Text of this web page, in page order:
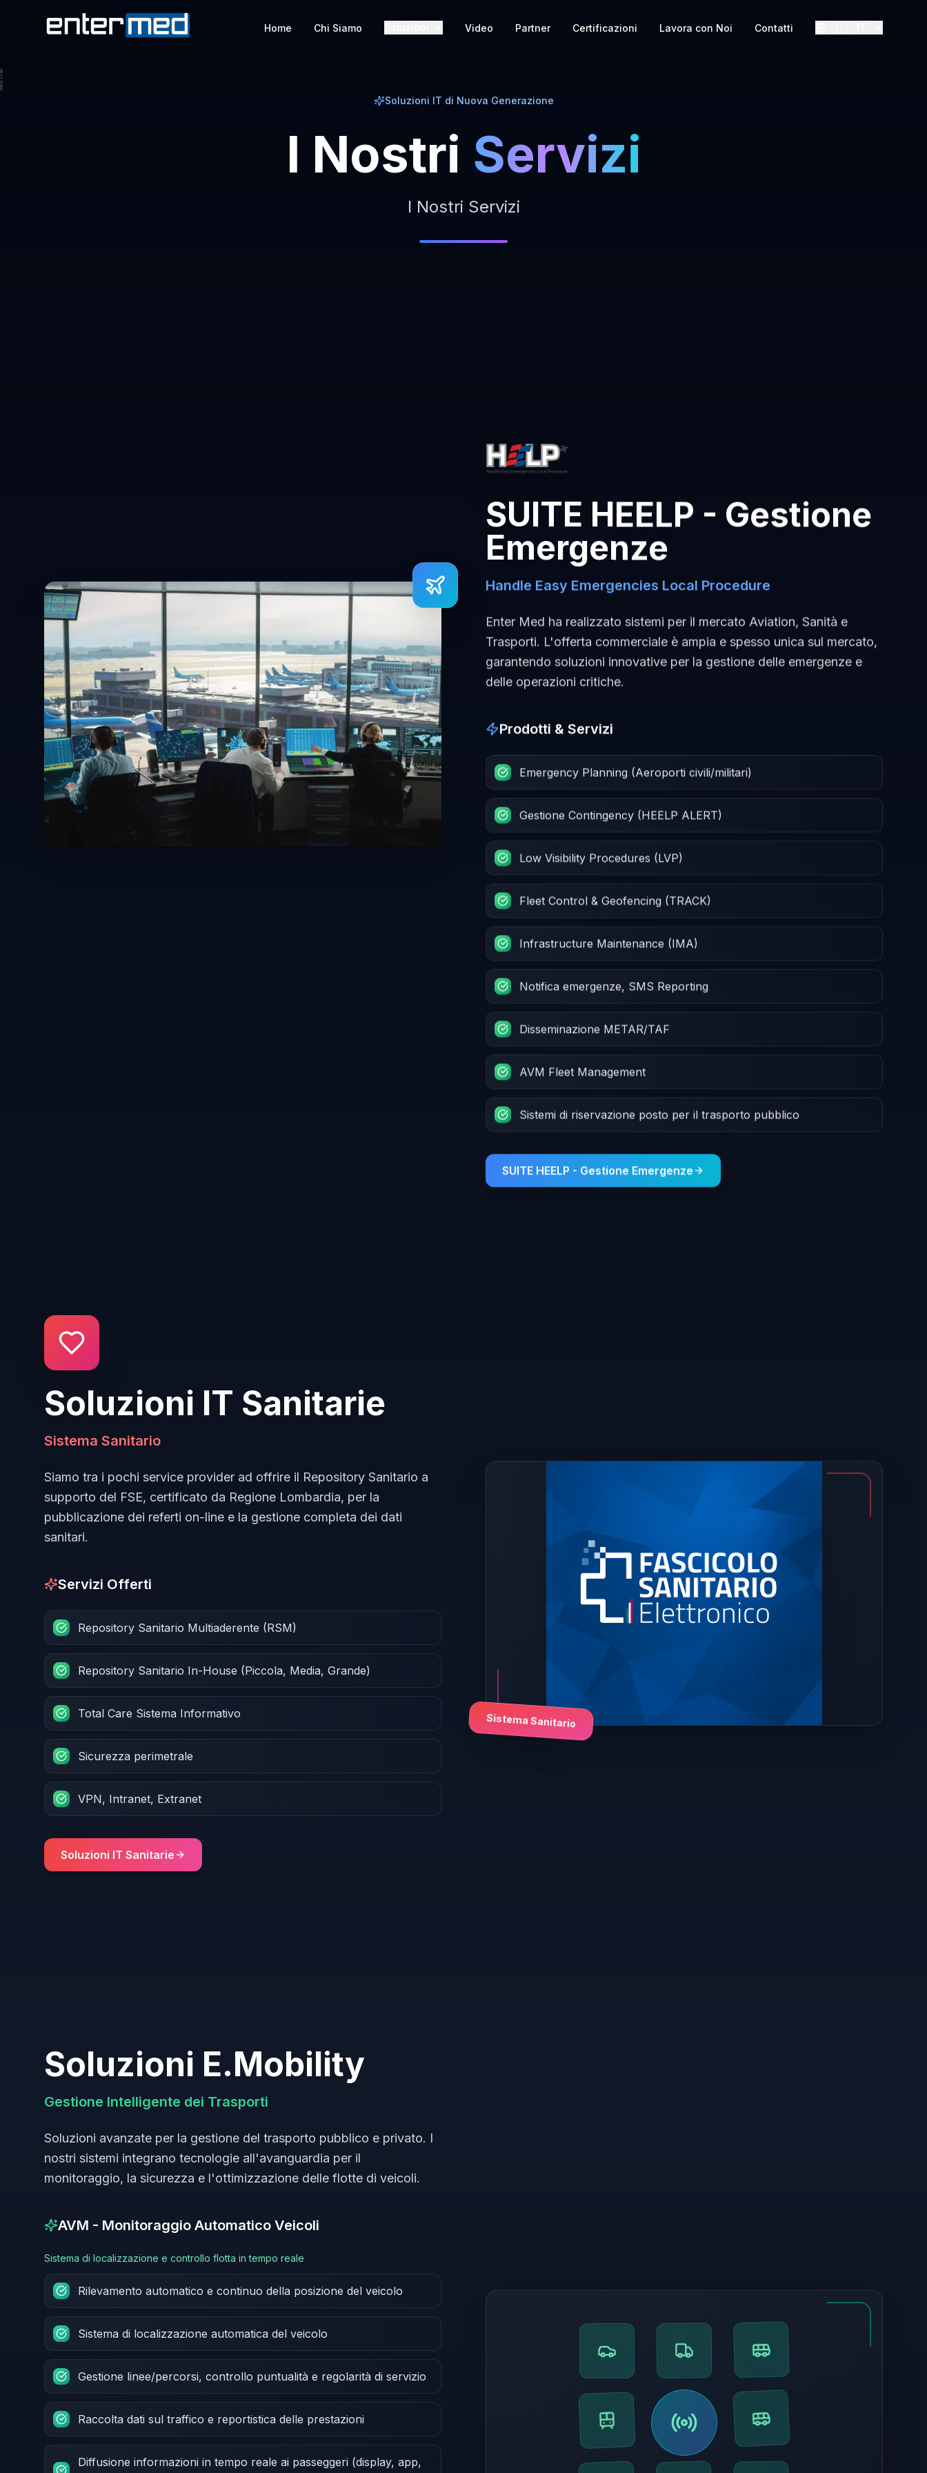
Home Chi Siamo Video Partner Certificazioni Lavora con Noi Contatti
Soluzioni IT di Nuova Generazione
I Nostri Servizi
I Nostri Servizi
SUITE HEELP - Gestione
Emergenze
Handle Easy Emergencies Local Procedure
Enter Med ha realizzato sistemi per il mercato Aviation, Sanità e
Trasporti. L'offerta commerciale è ampia e spesso unica sul mercato,
garantendo soluzioni innovative per la gestione delle emergenze e
delle operazioni critiche.
Prodotti & Servizi
Emergency Planning (Aeroporti civili/militari)
Gestione Contingency (HEELP ALERT)
Low Visibility Procedures (LVP)
Fleet Control & Geofencing (TRACK)
Infrastructure Maintenance (IMA)
Notifica emergenze, SMS Reporting
Disseminazione METAR/TAF
AVM Fleet Management
Sistemi di riservazione posto per il trasporto pubblico
SUITE HEELP - Gestione Emergenze
Soluzioni IT Sanitarie
Sistema Sanitario
Siamo tra i pochi service provider ad offrire il Repository Sanitario a
supporto del FSE, certificato da Regione Lombardia, per la
pubblicazione dei referti on-line e la gestione completa dei dati
sanitari.
Servizi Offerti
Repository Sanitario Multiaderente (RSM)
Repository Sanitario In-House (Piccola, Media, Grande)
Total Care Sistema Informativo
Sicurezza perimetrale
VPN, Intranet, Extranet
Soluzioni IT Sanitarie
Sistema Sanitario
Soluzioni E.Mobility
Gestione Intelligente dei Trasporti
Soluzioni avanzate per la gestione del trasporto pubblico e privato. I
nostri sistemi integrano tecnologie all'avanguardia per il
monitoraggio, la sicurezza e l'ottimizzazione delle flotte di veicoli.
AVM - Monitoraggio Automatico Veicoli
Sistema di localizzazione e controllo flotta in tempo reale
Rilevamento automatico e continuo della posizione del veicolo
Sistema di localizzazione automatica del veicolo
Gestione linee/percorsi, controllo puntualità e regolarità di servizio
Raccolta dati sul traffico e reportistica delle prestazioni
Diffusione informazioni in tempo reale ai passeggeri (display, app,